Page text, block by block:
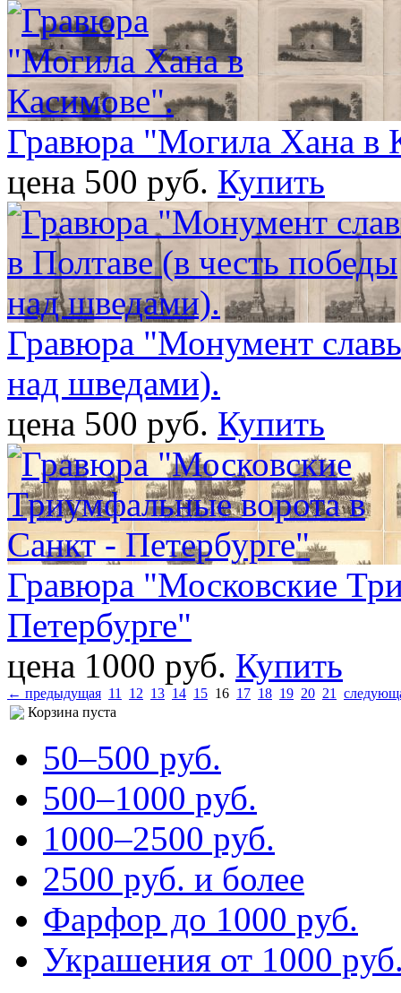
Гравюра "Могила Хана в
цена 500 pуб. Купить
Гравюра "Монумент
над шведами).
цена 500 pуб. Купить
Гравюра "Московские
Петербурге"
цена 1000 pуб. Купить
← предыдущая 11 12 13 14 15 16 17 18 19 20 21
Корзина пуста
50–500 pуб.
500–1000 pуб.
1000–2500 pуб.
2500 pуб. и более
Фарфор до 1000 pуб.
Украшения от 1000